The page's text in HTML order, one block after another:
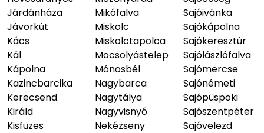
Járdánháza
Jávorkút
Kács
Kál
Kápolna
Kazincbarcika
Kerecsend
Királd
Kisfüzes
Mikófalva
Miskolc
Miskolctapolca
Mocsolyástelep
Mónosbél
Nagybarca
Nagytálya
Nagyvisnyó
Nekézseny
Sajóivánka
Sajókápolna
Sajókeresztúr
Sajólászlófalva
Sajómercse
Sajónémeti
Sajópüspöki
Sajószentpéter
Sajóvelezd